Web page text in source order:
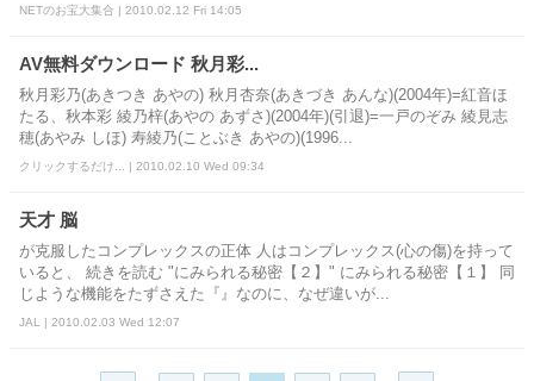
NETのお宝大集合 | 2010.02.12 Fri 14:05
AV無料ダウンロード 秋月彩...
秋月彩乃(あきつき あやの) 秋月杏奈(あきづき あんな)(2004年)=紅音ほ
たる、秋本彩 綾乃梓(あやの あずさ)(2004年)(引退)=一戸のぞみ 綾見志
穂(あやみ しほ) 寿綾乃(ことぶき あやの)(1996...
クリックするだけ... | 2010.02.10 Wed 09:34
天才 脳
が克服したコンプレックスの正体 人はコンプレックス(心の傷)を持って
いると、 続きを読む "にみられる秘密【２】" にみられる秘密【１】 同
じような機能をたずさえた『』なのに、なぜ違いが...
JAL | 2010.02.03 Wed 12:07